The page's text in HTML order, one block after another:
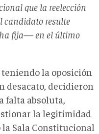
que la reelección
candidato resulte
fija— en el último
la oposición
desacato, decidieron
falta absoluta,
la legitimidad
Sala Constitucional